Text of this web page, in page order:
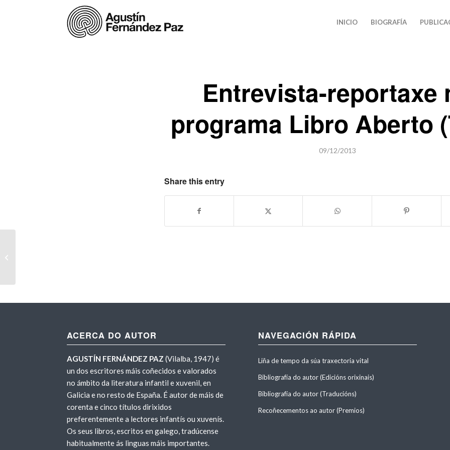
INICIO BIOGRAFÍA
Entrevista-reportaxe
programa Libro Aberto
09/12/2013
Share this entry
ACERCA DO AUTOR
AGUSTÍN FERNÁNDEZ PAZ (Vilalba, 1947) é
un dos escritores máis coñecidos e valorados
no ámbito da literatura infantil e xuvenil, en
Galicia e no resto de España. É autor de máis de
corenta e cinco títulos dirixidos
preferentemente a lectores infantís ou xuvenís.
Os seus libros, escritos en galego, tradúcense
habitualmente ás linguas máis importantes.
NAVEGACIÓN RÁPIDA
Liña de tempo da súa traxectoria vital
Bibliografía do autor (Edicións orixinais)
Bibliografía do autor (Traducións)
Recoñecementos ao autor (Premios)